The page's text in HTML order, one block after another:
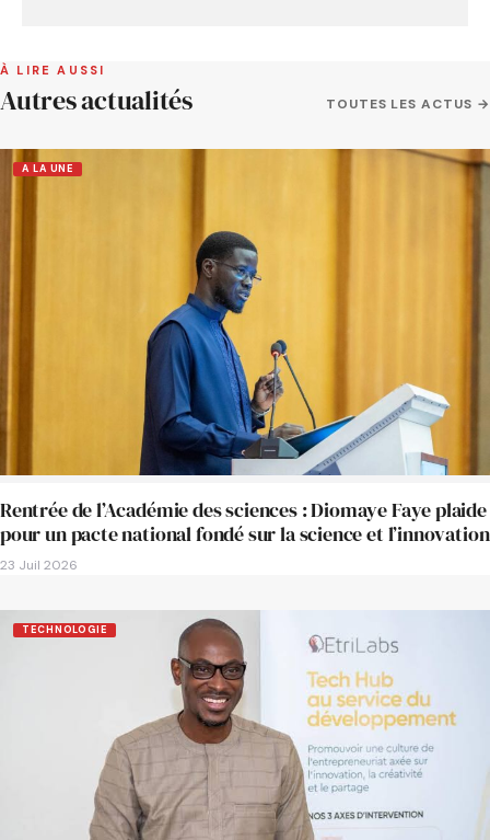
À LIRE AUSSI
Autres actualités TOUTES LES ACTUS →
A LA UNE
Rentrée de l’Académie des sciences : Diomaye Faye plaide
pour un pacte national fondé sur la science et l’innovation
23 Juil 2026
TECHNOLOGIE